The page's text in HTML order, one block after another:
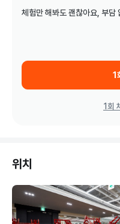
체험만 해봐도 괜찮아요, 부담
1
1회
위치